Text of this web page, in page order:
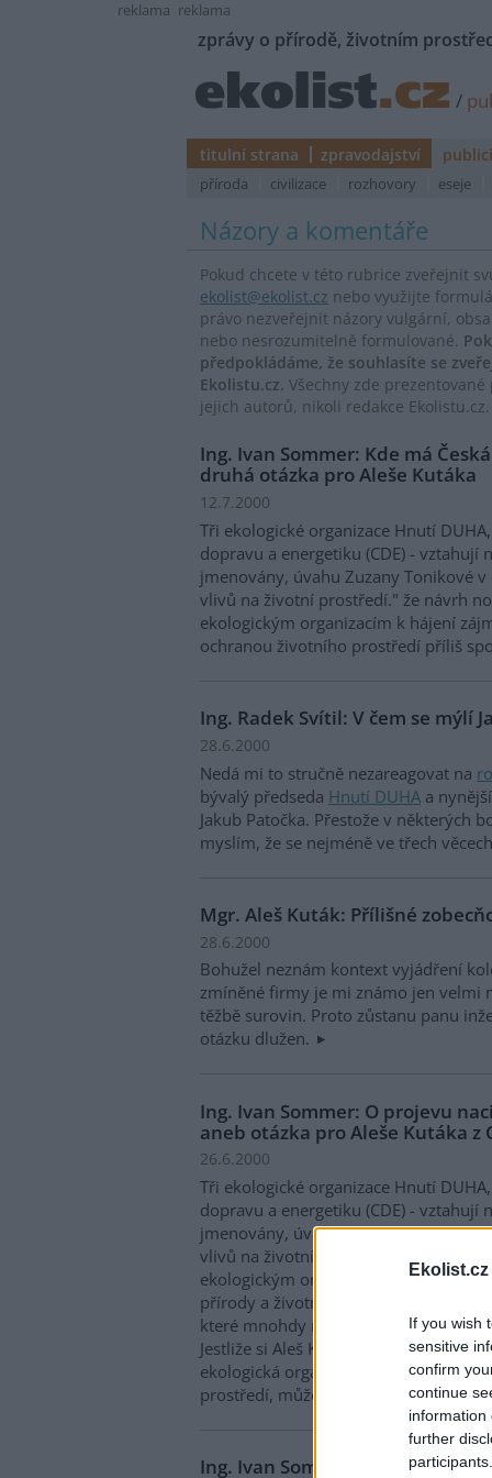
Ekolist.cz
If you wish
sensitive
confirm
continue
information
further
reklama reklama
zprávy o přírodě, životním
/
titulní strana zpravodajství
příroda civilizace rozhovory eseje
Názory a komentáře
Pokud chcete v této rubrice zveřejnit
ekolist@ekolist.cz nebo využijte
právo nezveřejnit názory vulgární,
nebo nesrozumitelně formulované.
předpokládáme, že souhlasíte se
Ekolistu.cz. Všechny zde
jejich autorů, nikoli redakce Ekolistu.cz.
Ing. Ivan Sommer: Kde má
druhá otázka pro Aleše Kutáka
12.7.2000
Tři ekologické organizace Hnutí
dopravu a energetiku (CDE) - vztahují
jmenovány, úvahu Zuzany Tonikové v
vlivů na životní prostředí." že návrh
ekologickým organizacím k hájení
ochranou životního prostředí příliš
Ing. Radek Svítil: V čem se mýlí
28.6.2000
Nedá mi to stručně nezareagovat na
bývalý předseda Hnutí DUHA a
Jakub Patočka. Přestože v některých
myslím, že se nejméně ve třech
Mgr. Aleš Kuták: Přílišné
28.6.2000
Bohužel neznám kontext vyjádření
zmíněné firmy je mi známo jen velmi
těžbě surovin. Proto zůstanu panu
otázku dlužen.
Ing. Ivan Sommer: O projevu
aneb otázka pro Aleše Kutáka z
26.6.2000
Tři ekologické organizace Hnutí
dopravu a energetiku (CDE) - vztahují
jmenovány, úvahu Zuzany Tonikové v
vlivů na životní prostředí." že návrh
ekologickým organizacím nejen pro
přírody a životního prostředí, ale i
které mnohdy nemají s ochranou
Jestliže si Aleš Kuták z CDE přeje
ekologická organizace hájí jiné
prostředí, může zvážit následující
Ing. Ivan Sommer: Zveřejní Děti